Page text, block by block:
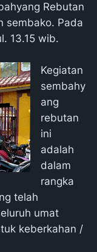
Rebutan
sembako. Pada
13.15 wib.
Kegiatan
sembahy
ang
rebutan
ini
adalah
dalam
rangka
telah
umat
keberkahan /